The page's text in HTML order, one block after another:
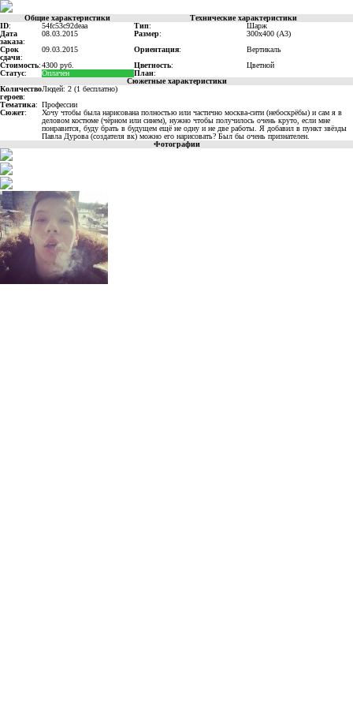
Общие характеристики
Технические характеристики
ID: 54fc53c92deaa Тип:
Шарж
Дата
заказа:
08.03.2015 Размер:
300x400 (A3)
Срок
сдачи:
09.03.2015 Ориентация:
Вертикаль
Стоимость:4300 руб. Цветность:
Цветной
Статус: Оплачен План:
Сюжетные характеристики
Количество
героев:
Людей: 2 (1 бесплатно)
Тематика: Профессии
Сюжет:
Хочу чтобы была нарисована полностью или частично москва-сити (небоскрёбы) и сам я в
деловом костюме (чёрном или синем), нужно чтобы получилось очень круто, если мне
понравится, буду брать в будущем ещё не одну и не две работы. Я добавил в пункт звёзды
Павла Дурова (создателя вк) можно его нарисовать? Был бы очень признателен.
Фотографии